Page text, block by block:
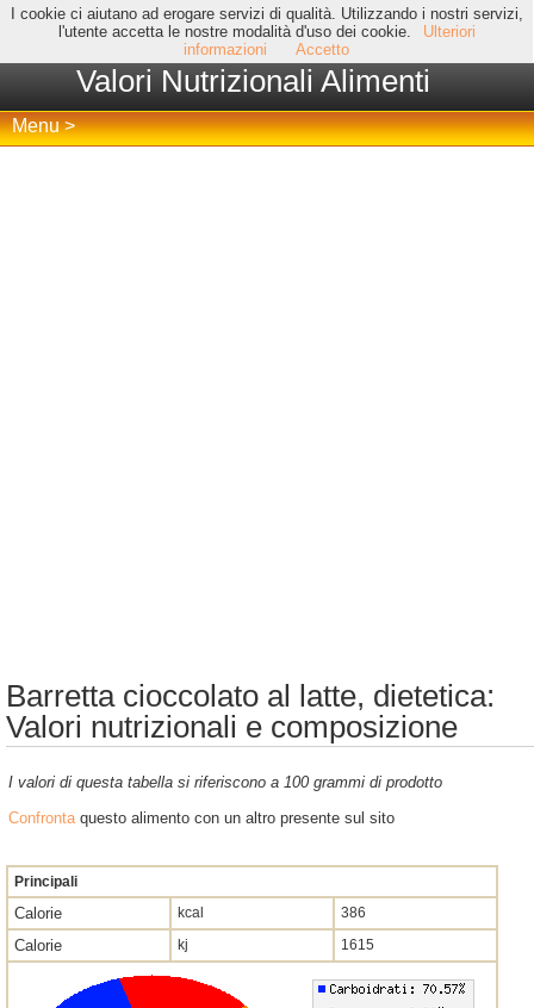
I cookie ci aiutano ad erogare servizi di qualità. Utilizzando i nostri servizi,
l'utente accetta le nostre modalità d'uso dei cookie.
Ulteriori
informazioni
Accetto
Valori Nutrizionali Alimenti
Menu >
Barretta cioccolato al latte, dietetica:
Valori nutrizionali e composizione
I valori di questa tabella si riferiscono a 100 grammi di prodotto
Confrontaquesto alimento con un altro presente sul sito
Principali
Calorie kcal 386
Calorie kj 1615